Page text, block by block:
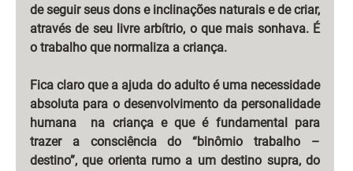
de seguir seus dons e inclinações naturais e de criar,
através de seu livre arbítrio, o que mais sonhava. É
o trabalho que normaliza a criança.
Fica claro que a ajuda do adulto é uma necessidade
absoluta para o desenvolvimento da personalidade
humana  na criança e que é fundamental para
trazer a consciência do “binômio trabalho –
destino”, que orienta rumo a um destino supra, do